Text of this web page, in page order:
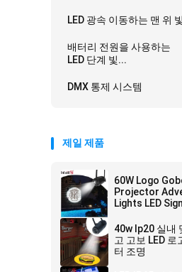
LED 광속 이동하는 맨 위 빛
배터리 전원을 사용하는
LED 단계 빛...
DMX 통제 시스템
제일 제품
60W Logo
Projector
Lights LED Sign
Outdoor
IP65
40w Ip20 실내
고 고보 LED 로
터 조명